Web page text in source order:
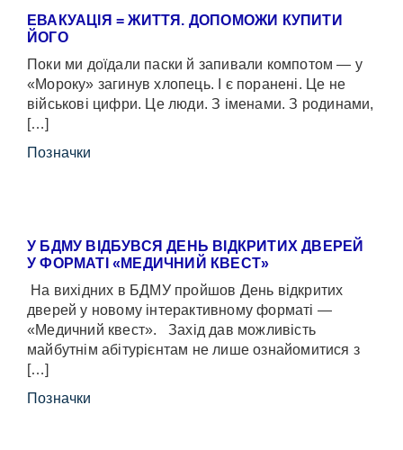
ЕВАКУАЦІЯ = ЖИТТЯ. ДОПОМОЖИ КУПИТИ
ЙОГО
Поки ми доїдали паски й запивали компотом — у
«Мороку» загинув хлопець. І є поранені. Це не
військові цифри. Це люди. З іменами. З родинами,
[…]
Позначки
У БДМУ ВІДБУВСЯ ДЕНЬ ВІДКРИТИХ ДВЕРЕЙ
У ФОРМАТІ «МЕДИЧНИЙ КВЕСТ»
На вихідних в БДМУ пройшов День відкритих
дверей у новому інтерактивному форматі —
«Медичний квест». Захід дав можливість
майбутнім абітурієнтам не лише ознайомитися з
[…]
Позначки